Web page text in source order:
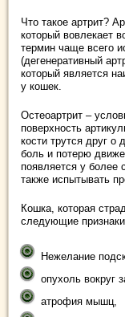
Что такое артрит?
который вовлекает
термин чаще всего
(дегенеративный
который является
у кошек.
Остеоартрит –
поверхность
кости трутся друг о
боль и потерю
появляется у более
также испытывать
Кошка, которая
следующие
Нежелание
опухоль вокруг
атрофия мышц,